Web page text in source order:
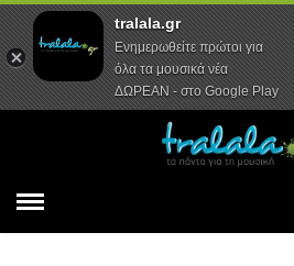
Αρχική Συνεντεύξεις
tralala.gr
Ενημερωθείτε πρώτοι για
όλα τα μουσικά νέα
ΔΩΡΕΑΝ - στο Google Play